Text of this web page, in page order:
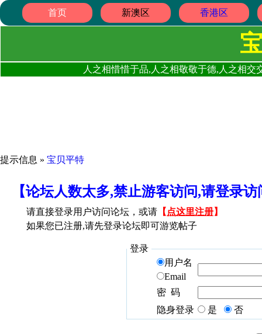
首页 新澳区 香港区
人之相惜惜于品,人之相敬敬于德,人之相
提示信息 » 宝贝平特
【论坛人数太多,禁止游客访问,请登录
请直接登录用户访问论坛，或请 【 点这里注册】
如果您已注册,请先登录论坛即可游览帖子
登录
用户名
Email
密 码
隐身登录
是 否